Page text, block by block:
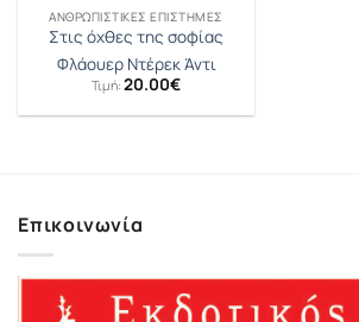
ΑΝΘΡΩΠΙΣΤΙΚΈΣ ΕΠΙΣΤΉΜΕΣ
Στις όχθες της σοφίας
Φλάουερ Ντέρεκ Άντι
Τιμή: 20.00€
Επικοινωνία